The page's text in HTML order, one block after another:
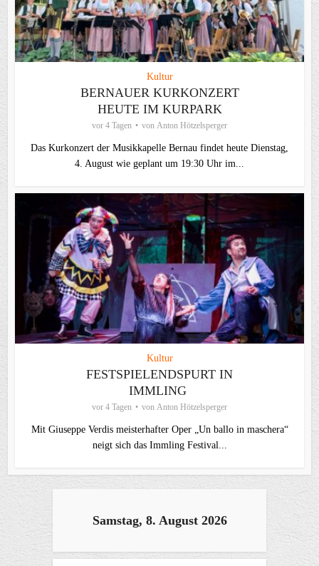
Kultur
BERNAUER KURKONZERT
HEUTE IM KURPARK
vor 4 Tagen von Anton Hötzelsperger
Das Kurkonzert der Musikkapelle Bernau findet heute Dienstag,
4. August wie geplant um 19:30 Uhr im...
Kultur
FESTSPIELENDSPURT IN
IMMLING
vor 4 Tagen von Anton Hötzelsperger
Mit Giuseppe Verdis meisterhafter Oper „Un ballo in maschera“
neigt sich das Immling Festival...
Samstag, 8. August 2026